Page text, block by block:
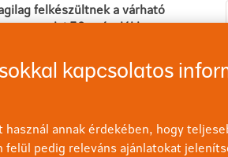
felkészültnek a várható
a tavalyi 30 százalékhoz
mért 41 százaléktól –
A
életmód, érzelmi
biztonság és pénzügyi
tartalmas élethez.
folyamatosan nő a
kapcsolatos
annak érdekében, hogy
felül pedig releváns ajánlatokat